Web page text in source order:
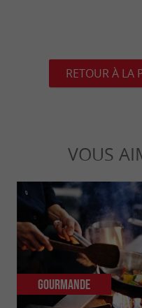
RETOUR À LA
VOUS
Gourmande